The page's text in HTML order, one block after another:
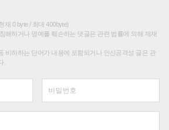
재 0 byte / 최대 400byte)
해하거나 명예를 훼손하는 댓글은 관련 법률에 의해 제재
비하하는 단어가 내용에 포함되거나 인신공격성 글은 관
.